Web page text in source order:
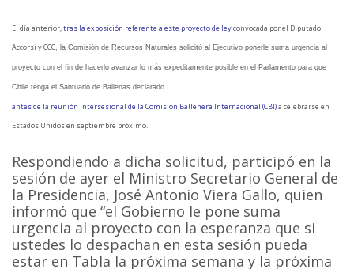
El día anterior,tras la exposición referente a este proyecto de leyconvocada por el Diputado
Accorsi y CCC, la Comisión de Recursos Naturales solicitó al Ejecutivo ponerle suma urgencia al
proyecto con el fin de hacerlo avanzar lo más expeditamente posible en el Parlamento para que
Chile tenga el Santuario de Ballenas declarado
antes de la reunión intersesional de la Comisión Ballenera Internacional (CBI)a celebrarse en
Estados Unidos en septiembre próximo.
Respondiendo a dicha solicitud, participó en la
sesión de ayer el Ministro Secretario General de
la Presidencia, José Antonio Viera Gallo, quien
informó que “el Gobierno le pone suma
urgencia al proyecto con la esperanza que si
ustedes lo despachan en esta sesión pueda
estar en Tabla la próxima semana y la próxima